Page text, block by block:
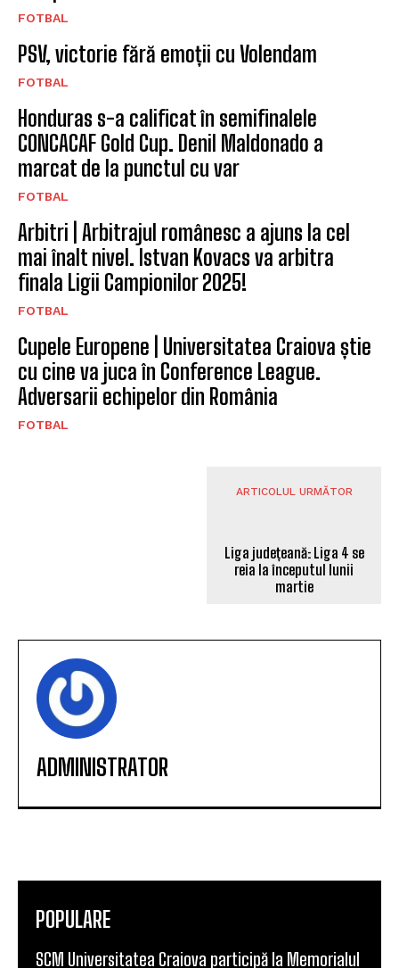
FOTBAL
PSV, victorie fără emoții cu Volendam
FOTBAL
Honduras s-a calificat în semifinalele
CONCACAF Gold Cup. Denil Maldonado a
marcat de la punctul cu var
FOTBAL
Arbitri | Arbitrajul românesc a ajuns la cel
mai înalt nivel. Istvan Kovacs va arbitra
finala Ligii Campionilor 2025!
FOTBAL
Cupele Europene | Universitatea Craiova știe
cu cine va juca în Conference League.
Adversarii echipelor din România
FOTBAL
ARTICOLUL URMĂTOR
Liga județeană: Liga 4 se
ADMINISTRATOR
POPULARE